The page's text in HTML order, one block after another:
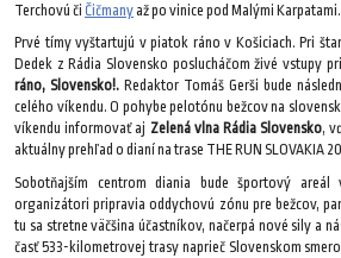
Terchovú či Čičmanyaž po vinice pod Malými Karpatami.
Prvé tímy vyštartujú v piatok ráno v Košiciach. Pri
Dedek z Rádia Slovensko poslucháčom živé vstupy
ráno, Slovensko!. Redaktor Tomáš Gerši bude
celého víkendu. O pohybe pelotónu bežcov na
víkendu informovať aj Zelená vlna Rádia Slovensko,
aktuálny prehľad o dianí na trase THE RUN SLOVAKIA
Sobotňajším centrom diania bude športový areál
organizátori pripravia oddychovú zónu pre bežcov,
tu sa stretne väčšina účastníkov, načerpá nové sily a
časť 533-kilometrovej trasy naprieč Slovenskom